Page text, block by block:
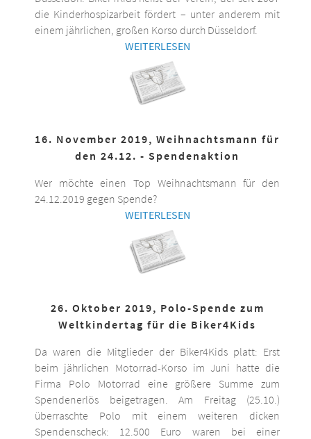
die Kinderhospizarbeit fördert – unter anderem mit
einem jährlichen, großen Korso durch Düsseldorf.
WEITERLESEN
16. November 2019, Weihnachtsmann für
den 24.12. - Spendenaktion
Wer möchte einen Top Weihnachtsmann für den
24.12.2019 gegen Spende?
WEITERLESEN
26. Oktober 2019, Polo-Spende zum
Weltkindertag für die Biker4Kids
Da waren die Mitglieder der Biker4Kids platt: Erst
beim jährlichen Motorrad-Korso im Juni hatte die
Firma Polo Motorrad eine größere Summe zum
Spendenerlös beigetragen. Am Freitag (25.10.)
überraschte Polo mit einem weiteren dicken
Spendenscheck: 12.500 Euro waren bei einer